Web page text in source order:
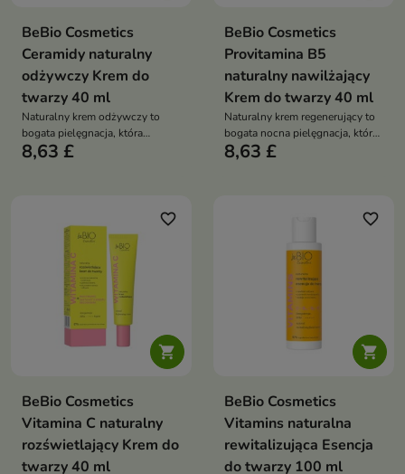
BeBio Cosmetics
Ceramidy naturalny
odżywczy Krem do
twarzy 40 ml
Naturalny krem odżywczy to
bogata pielęgnacja, która
wzmacnia barierę skóry,
8,63 £
BeBio Cosmetics
Provitamina B5
naturalny nawilżający
Krem do twarzy 40 ml
Naturalny krem regenerujący to
bogata nocna pielęgnacja, która
odżywia skórę, wspiera jej
8,63 £

favorite_border
BeBio Cosmetics
Vitamina C naturalny
rozświetlający Krem do
twarzy 40 ml

favorite_border
BeBio Cosmetics
Vitamins naturalna
rewitalizująca Esencja
do twarzy 100 ml